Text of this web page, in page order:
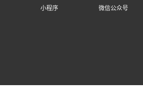
小程序
微信公众号